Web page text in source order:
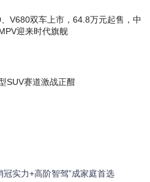
V680双车上市，64.8万元起售，中
迎来时代旗舰
SUV赛道激战正酣
实力+高阶智驾”成家庭首选